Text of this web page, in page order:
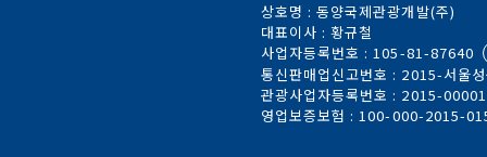
상호명 : 동양국제관광개발(주)
대표이사 : 황규철
사업자등록번호 : 105-81-87640
통신판매업신고번호 : 2015-서울
관광사업자등록번호 : 2015-
영업보증보험 : 100-000-2015-